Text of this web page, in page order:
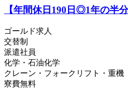
【年間休日190日◎1年の半
ゴールド求人
交替制
派遣社員
化学・石油化学
クレーン・フォークリフト・重機
寮費無料